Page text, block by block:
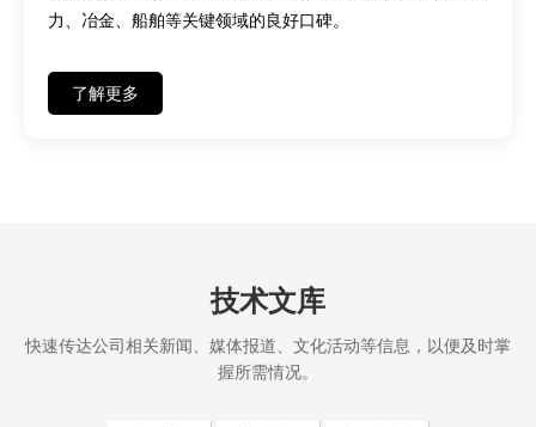
力、冶金、船舶等关键领域的良好口碑。
了解更多
技术文库
快速传达公司相关新闻、媒体报道、文化活动等信息，以便及时掌
握所需情况。